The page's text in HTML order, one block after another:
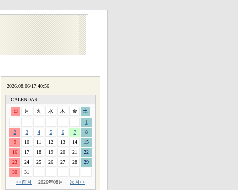
CALENDAR
日 月 火 水 木 金
土
1
2
3 4 5 6 7
8
9
10 11 12 13 14
15
16
17 18 19 20 21
22
23
24 25 26 27 28
29
30
31
<<前月
2026年08月 次月>>